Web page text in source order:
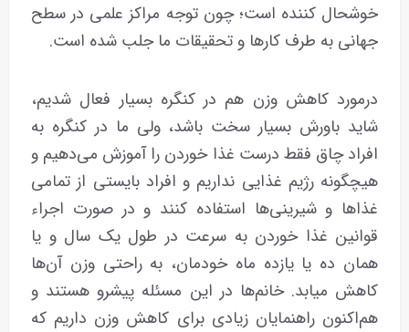
خوشحال کننده است؛ چون توجه مراکز علمی در سطح
جهانی به طرف کارها و تحقیقات ما جلب شده است.
درمورد کاهش وزن هم در کنگره بسیار فعال شدیم،
شاید باورش بسیار سخت باشد، ولی ما در کنگره به
افراد چاق فقط درست غذا خوردن را آموزش می‌دهیم و
هیچگونه رژیم غذایی نداریم و افراد بایستی از تمامی
غذاها و شیرینی‌ها استفاده کنند و در صورت اجراء
قوانین غذا خوردن به سرعت در طول یک سال و یا
همان ده یا یازده ماه خودمان، به راحتی وزن آن‌ها
کاهش میابد. خانم‌ها در این مسئله پیشرو هستند و
هم‌اکنون راهنمایان زیادی برای کاهش وزن داریم که